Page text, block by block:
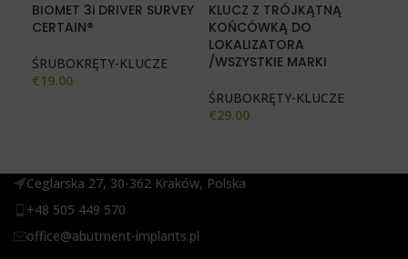
BIOMET 3i DRIVER SURVEY
CERTAIN®️
ŚRUBOKRĘTY-KLUCZE
€19.00
KLUCZ Z TRÓJKĄTNĄ
KOŃCÓWKĄ DO
LOKALIZATORA
/WSZYSTKIE MARKI
ŚRUBOKRĘTY-KLUCZE
€29.00
Ceglarska 27, 30-362 Kraków, Polska
+48 505 449 570
office@abutment-implants.pl